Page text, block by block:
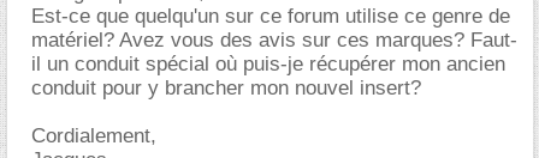
Est-ce que quelqu'un sur ce forum utilise ce genre de
matériel? Avez vous des avis sur ces marques? Faut-
il un conduit spécial où puis-je récupérer mon ancien
conduit pour y brancher mon nouvel insert?
Cordialement,